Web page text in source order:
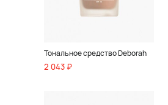
Тональное средство Deborah
2 043 ₽